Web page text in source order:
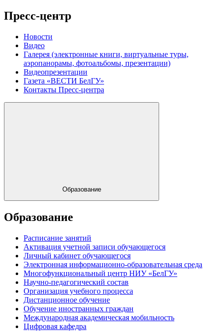
Пресс-центр
Новости
Видео
Галерея (электронные книги, виртуальные туры,
аэропанорамы, фотоальбомы, презентации)
Видеопрезентации
Газета «ВЕСТИ БелГУ»
Контакты Пресс-центра
Образование
Образование
Расписание занятий
Активация учетной записи обучающегося
Личный кабинет обучающегося
Электронная информационно-образовательная среда
Многофункциональный центр НИУ «БелГУ»
Научно-педагогический состав
Организация учебного процесса
Дистанционное обучение
Обучение иностранных граждан
Международная академическая мобильность
Цифровая кафедра